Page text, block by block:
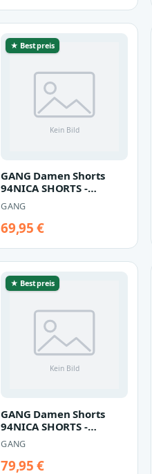
★ Bestpreis
GANG Damen Shorts
94NICA SHORTS -
boyfriend fit Hose sand
beige
GANG
69,95 €
★ Bestpreis
GANG Damen Shorts
94NICA SHORTS -
boyfriend fit green tea
GANG
79,95 €